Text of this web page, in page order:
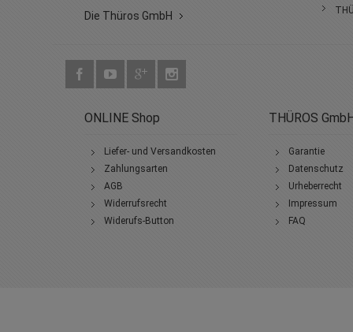
Die Thüros GmbH
ONLINE Shop
Liefer- und Versandkosten
Zahlungsarten
AGB
Widerrufsrecht
Widerufs-Button
THÜROS
Garantie
Datenschutz
Urheberrecht
Impressum
FAQ